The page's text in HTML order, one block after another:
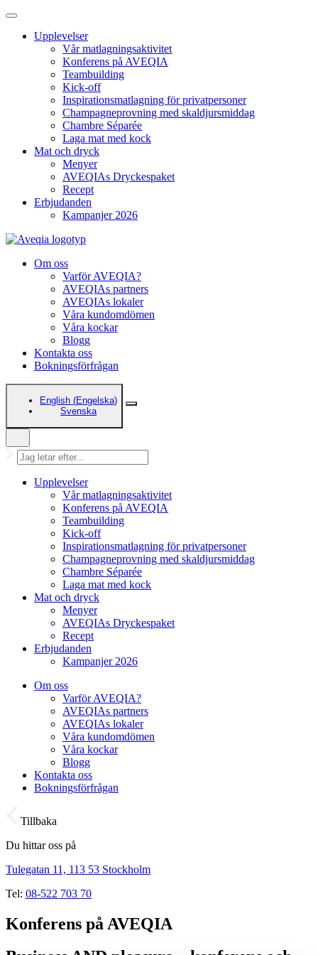
Upplevelser
Vår matlagningsaktivitet
Konferens på AVEQIA
Teambuilding
Kick-off
Inspirationsmatlagning för privatpersoner
Champagneprovning med skaldjursmiddag
Chambre Séparée
Laga mat med kock
Mat och dryck
Menyer
AVEQIAs Dryckespaket
Recept
Erbjudanden
Kampanjer 2026
Om oss
Varför AVEQIA?
AVEQIAs partners
AVEQIAs lokaler
Våra kundomdömen
Våra kockar
Blogg
Kontakta oss
Bokningsförfrågan
English (Engelska)
Svenska
Upplevelser
Vår matlagningsaktivitet
Konferens på AVEQIA
Teambuilding
Kick-off
Inspirationsmatlagning för privatpersoner
Champagneprovning med skaldjursmiddag
Chambre Séparée
Laga mat med kock
Mat och dryck
Menyer
AVEQIAs Dryckespaket
Recept
Erbjudanden
Kampanjer 2026
Om oss
Varför AVEQIA?
AVEQIAs partners
AVEQIAs lokaler
Våra kundomdömen
Våra kockar
Blogg
Kontakta oss
Bokningsförfrågan
Tillbaka
Du hittar oss på
Tulegatan 11, 113 53 Stockholm
Tel: 08-522 703 70
Konferens på AVEQIA